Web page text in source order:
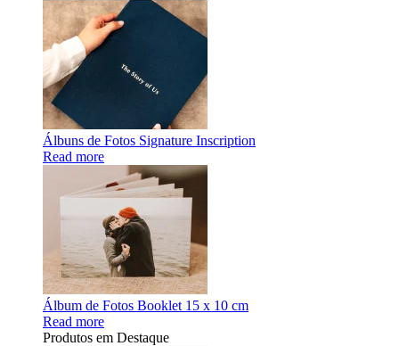
Álbuns de Fotos Signature Inscription
Read more
Álbum de Fotos Booklet 15 x 10 cm
Read more
Produtos em Destaque